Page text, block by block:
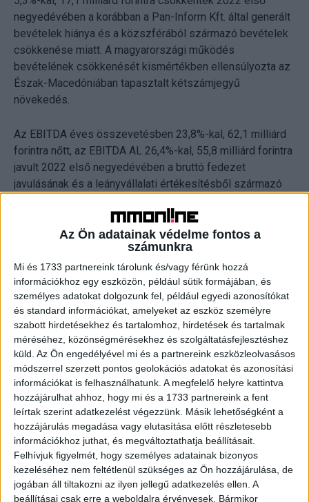
Az Ön adatainak védelme fontos a
számunkra
Mi és 1733 partnereink tárolunk és/vagy férünk hozzá
információkhoz egy eszközön, például sütik formájában, és
személyes adatokat dolgozunk fel, például egyedi azonosítókat
és standard információkat, amelyeket az eszköz személyre
szabott hirdetésekhez és tartalomhoz, hirdetések és tartalmak
méréséhez, közönségmérésekhez és szolgáltatásfejlesztéshez
küld. Az Ön engedélyével mi és a partnereink eszközleolvasásos
módszerrel szerzett pontos geolokációs adatokat és azonosítási
információkat is felhasználhatunk. A megfelelő helyre kattintva
hozzájárulhat ahhoz, hogy mi és a 1733 partnereink a fent
leírtak szerint adatkezelést végezzünk. Másik lehetőségként a
hozzájárulás megadása vagy elutasítása előtt részletesebb
információkhoz juthat, és megváltoztathatja beállításait.
Felhívjuk figyelmét, hogy személyes adatainak bizonyos
kezeléséhez nem feltétlenül szükséges az Ön hozzájárulása, de
jogában áll tiltakozni az ilyen jellegű adatkezelés ellen. A
beállításai csak erre a weboldalra érvényesek. Bármikor
negyedévében a korábban a Pan-Inform Kft. által generált
bevételek hiánya és a közszférából származó bevételek
csökkenése miatt. A magyarországi működés
bevételének csökkenését kismértékben ellensúlyozta az
Észak-Macedóniában tapasztalt kétszámjegyű
növekedés.
Az EBITDA éves összevetésben 23,8%-kal, 62,1 milliárd
forintra nőtt, az EBITDA AL 26,4%-kal, 55,8 milliárd forintra
javult 2022 első negyedévében a bruttó fedezet
javulásának és a leányvállalati értékesítésből származó
Az adózott eredmény éves szinten 9,3 milliárd forinttal,
19,3 milliárd forintra nőtt 2022 első negyedévében, ami a
magasabb EBITDA-t, illetve az ezt részben ellensúlyozó
magasabb pénzügyi költségeket és a nyereségadót
tükrözi.
„A Magyar Telekom megőrizte erős
lendületét az üzletágaiban az év eleje óta
gyorsan változó makrogazdasági
környezet ellenére, és 8,4%-os
bevételnövekedést ért el a negyedévben. Ez